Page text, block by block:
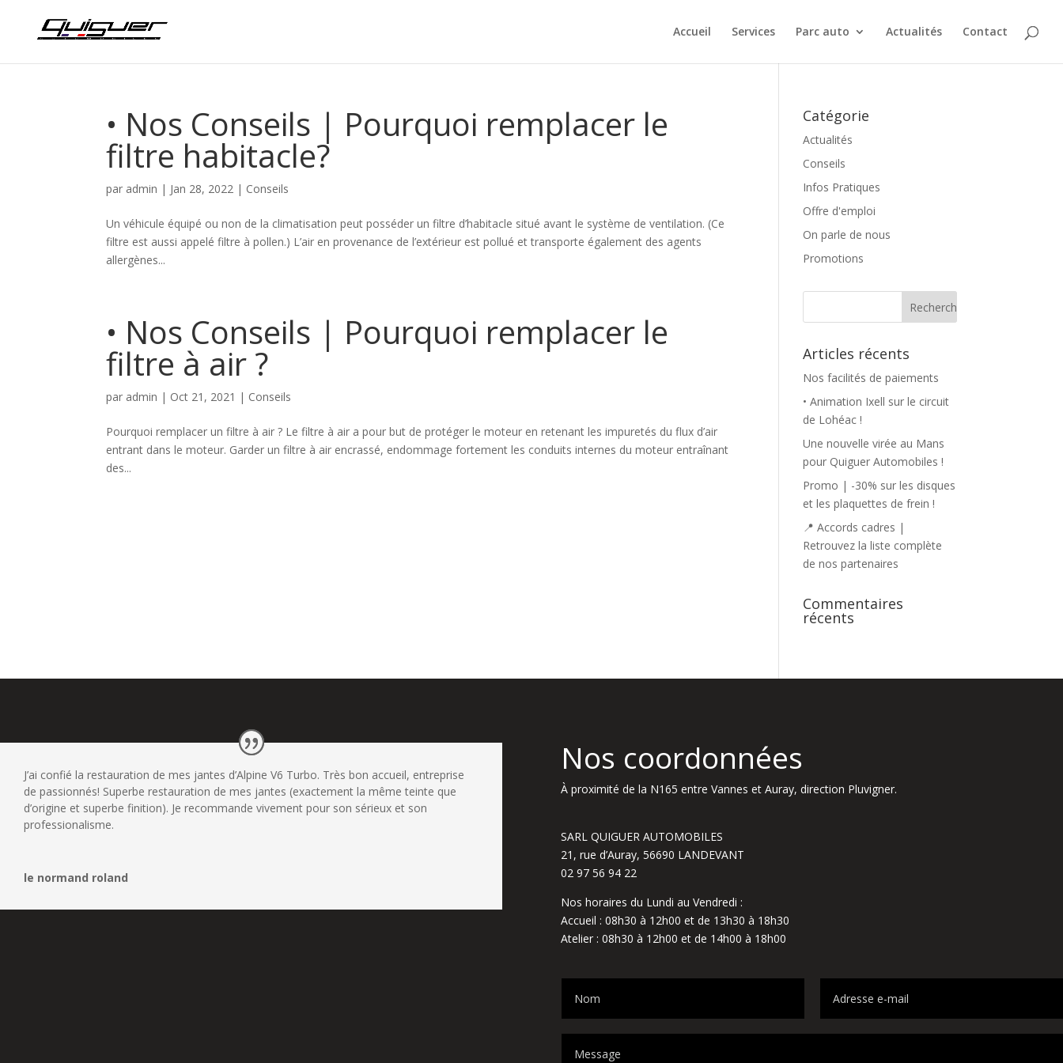
Accueil Services Parc auto Actualités Contact
• Nos Conseils | Pourquoi remplacer le
filtre habitacle?
par admin | Jan 28, 2022 | Conseils
Un véhicule équipé ou non de la climatisation peut posséder un filtre d’habitacle situé avant le système de ventilation. (Ce
filtre est aussi appelé filtre à pollen.) L’air en provenance de l’extérieur est pollué et transporte également des agents
allergènes...
• Nos Conseils | Pourquoi remplacer le
filtre à air ?
par admin | Oct 21, 2021 | Conseils
Pourquoi remplacer un filtre à air ? Le filtre à air a pour but de protéger le moteur en retenant les impuretés du flux d’air
entrant dans le moteur. Garder un filtre à air encrassé, endommage fortement les conduits internes du moteur entraînant
des...
Catégorie
Actualités
Conseils
Infos Pratiques
Offre d'emploi
On parle de nous
Promotions
Articles récents
Nos facilités de paiements
• Animation Ixell sur le circuit
de Lohéac !
Une nouvelle virée au Mans
pour Quiguer Automobiles !
Promo | -30% sur les disques
et les plaquettes de frein !
📍 Accords cadres |
Retrouvez la liste complète
de nos partenaires
Commentaires
récents
J’ai confié la restauration de mes jantes d’Alpine V6 Turbo. Très bon accueil, entreprise
de passionnés! Superbe restauration de mes jantes (exactement la même teinte que
d’origine et superbe finition). Je recommande vivement pour son sérieux et son
professionalisme.
le normand roland
Nos coordonnées
À proximité de la N165 entre Vannes et Auray, direction Pluvigner.
SARL QUIGUER AUTOMOBILES
21, rue d’Auray, 56690 LANDEVANT
02 97 56 94 22
Nos horaires du Lundi au Vendredi :
Accueil : 08h30 à 12h00 et de 13h30 à 18h30
Atelier : 08h30 à 12h00 et de 14h00 à 18h00